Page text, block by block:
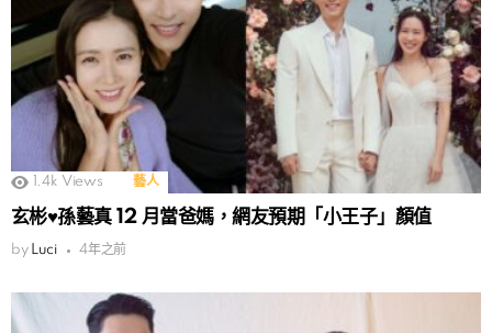
1.4k Views 藝人
玄彬♥孫藝真 12 月當爸媽，網友預期「小王子」顏值
by Luci 4年之前